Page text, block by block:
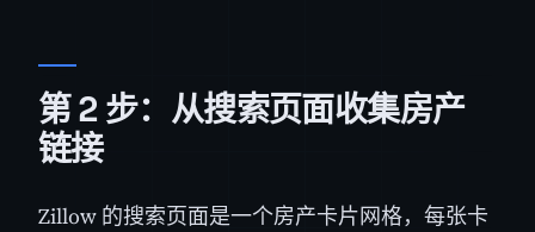
第 2 步：从搜索页面收集房产
链接
Zillow 的搜索页面是一个房产卡片网格，每张卡